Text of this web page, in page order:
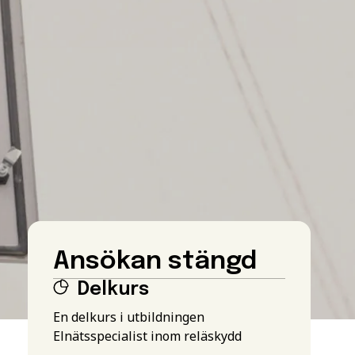
Ansökan stängd
Delkurs
En delkurs i utbildningen
Elnätsspecialist inom reläskydd